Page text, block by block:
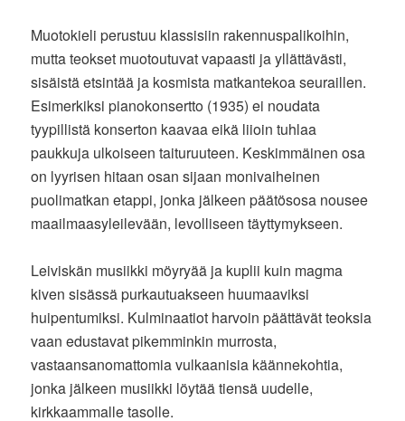
Muotokieli perustuu klassisiin rakennuspalikoihin,
mutta teokset muotoutuvat vapaasti ja yllättävästi,
sisäistä etsintää ja kosmista matkantekoa seuraillen.
Esimerkiksi pianokonsertto (1935) ei noudata
tyypillistä konserton kaavaa eikä liioin tuhlaa
paukkuja ulkoiseen taituruuteen. Keskimmäinen osa
on lyyrisen hitaan osan sijaan monivaiheinen
puolimatkan etappi, jonka jälkeen päätösosa nousee
maailmaasyleilevään, levolliseen täyttymykseen.
Leiviskän musiikki möyryää ja kuplii kuin magma
kiven sisässä purkautuakseen huumaaviksi
huipentumiksi. Kulminaatiot harvoin päättävät teoksia
vaan edustavat pikemminkin murrosta,
vastaansanomattomia vulkaanisia käännekohtia,
jonka jälkeen musiikki löytää tiensä uudelle,
kirkkaammalle tasolle.